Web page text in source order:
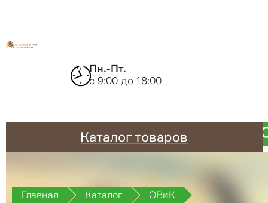
Пн.-Пт.
с 9:00 до 18:00
Каталог товаров
Главная Каталог
ОВиК